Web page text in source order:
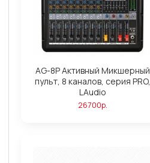
AG-8P Активный Микшерный
пульт, 8 каналов, серия PRO,
LAudio
26700р.